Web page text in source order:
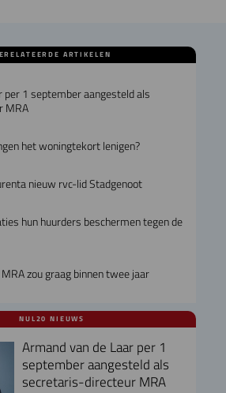
ARTIKELEN
per 1 september aangesteld als
MRA
het woningtekort lenigen?
nieuw rvc-lid Stadgenoot
hun huurders beschermen tegen de
zou graag binnen twee jaar
NUL20 NIEUWS
Armand van de Laar per 1
september aangesteld als
secretaris-directeur MRA